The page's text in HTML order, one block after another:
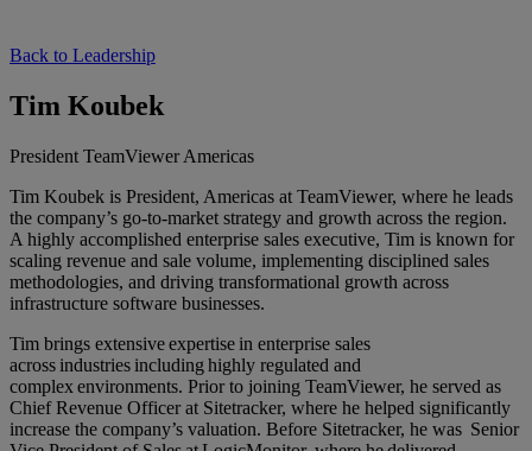
Back to Leadership
Tim Koubek
President TeamViewer Americas
Tim Koubek is President, Americas at TeamViewer, where he leads
the company’s go-to-market strategy and growth across the region.
A highly accomplished enterprise sales executive, Tim is known for
scaling revenue and sale volume, implementing disciplined sales
methodologies, and driving transformational growth across
infrastructure software businesses.
Tim brings extensive expertise in enterprise sales
across industries including highly regulated and
complex environments. Prior to joining TeamViewer, he served as
Chief Revenue Officer at Sitetracker, where he helped significantly
increase the company’s valuation. Before Sitetracker, he was Senior